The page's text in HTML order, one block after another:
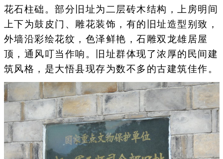
花石柱础。部分旧址为二层砖木结构，上房明间
上下为鼓皮门、雕花装饰，有的旧址造型别致，
外墙沿彩绘花纹，色泽鲜艳，石雕双龙雄居屋
顶，通风叮当作响。旧址群体现了浓厚的民间建
筑风格，是大悟县现存为数不多的古建筑佳作。